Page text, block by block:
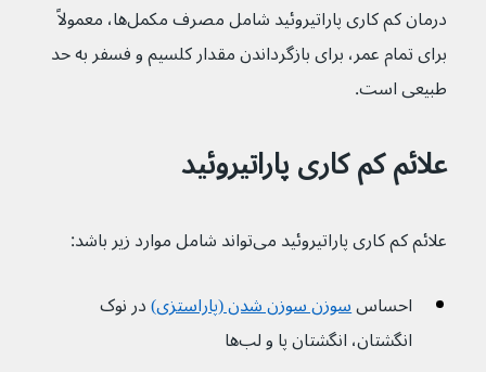
درمان کم کاری پاراتیروئید شامل مصرف مکمل‌ها، معمولاً
برای تمام عمر، برای بازگرداندن مقدار کلسیم و فسفر به حد
طبیعی است.
علائم کم کاری پاراتیروئید
علائم کم کاری پاراتیروئید می‌تواند شامل موارد زیر باشد:
احساس سوزن سوزن شدن (پاراستزی)در نوک
انگشتان، انگشتان پا و لب‌ها